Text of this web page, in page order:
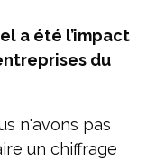
a été l’impact
du
n'avons pas
un chiffrage